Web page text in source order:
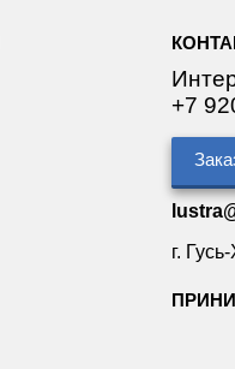
+7
г.